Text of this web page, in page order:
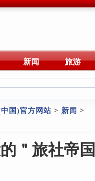
新闻 旅游
国)官方网站 > 新闻 >
＂旅社帝